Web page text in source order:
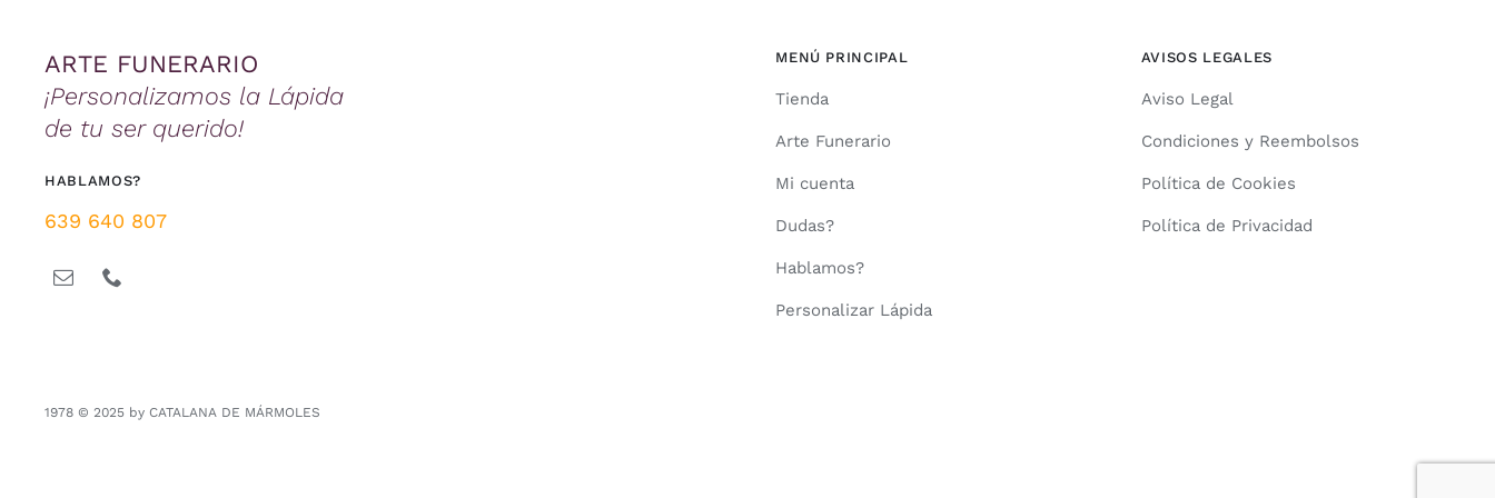
ARTE FUNERARIO
¡Personalizamos la Lápida
de tu ser querido!
HABLAMOS?
639 640 807
MENÚ PRINCIPAL
Tienda
Arte Funerario
Mi cuenta
Dudas?
Hablamos?
Personalizar Lápida
AVISOS LEGALES
Aviso Legal
Condiciones y Reembolsos
Política de Cookies
Política de Privacidad
1978 © 2025 by CATALANA DE MÁRMOLES